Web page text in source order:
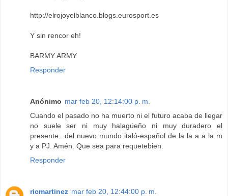
http://elrojoyelblanco.blogs.eurosport.es
Y sin rencor eh!
BARMY ARMY
Responder
Anónimo mar feb 20, 12:14:00 p. m.
Cuando el pasado no ha muerto ni el futuro acaba de llegar
no suele ser ni muy halagüeño ni muy duradero el
presente...del nuevo mundo italó-español de la la a a la m
y a PJ. Amén. Que sea para requetebien.
Responder
ricmartinez mar feb 20, 12:44:00 p. m.